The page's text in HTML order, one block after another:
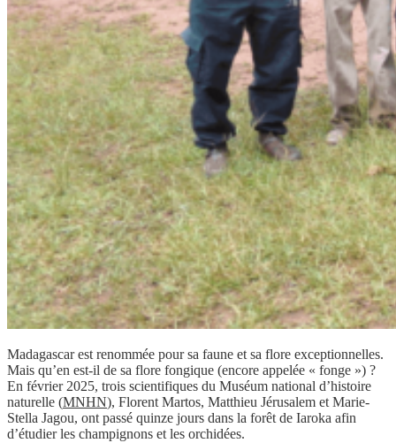
Madagascar est renommée pour sa faune et sa flore exceptionnelles.
Mais qu’en est-il de sa flore fongique (encore appelée « fonge ») ?
En février 2025, trois scientifiques du Muséum national d’histoire
naturelle (MNHN), Florent Martos, Matthieu Jérusalem et Marie-
Stella Jagou, ont passé quinze jours dans la forêt de Iaroka afin
d’étudier les champignons et les orchidées.